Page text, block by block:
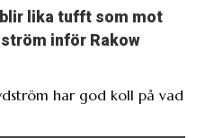
lika tufft som mot
inför Rakow
har god koll på vad